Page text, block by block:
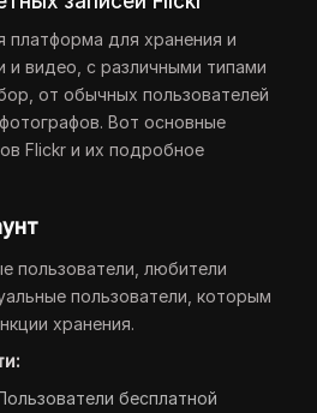
платформа для хранения и
видео, с различными типами
от обычных пользователей
Вот основные
Flickr и их подробное
пользователи, любители
пользователи, которым
хранения.
бесплатной